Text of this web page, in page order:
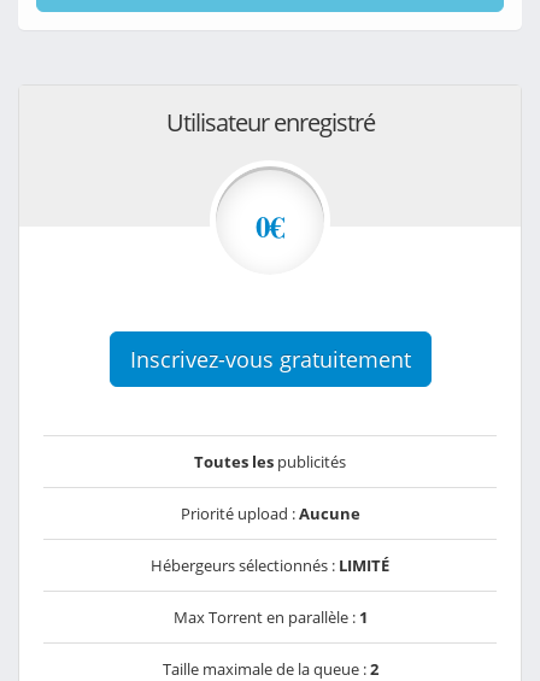
Utilisateur enregistré
0€
Inscrivez-vous gratuitement
Toutes les publicités
Priorité upload :Aucune
Hébergeurs sélectionnés : LIMITÉ
Max Torrent en parallèle : 1
Taille maximale de la queue :2